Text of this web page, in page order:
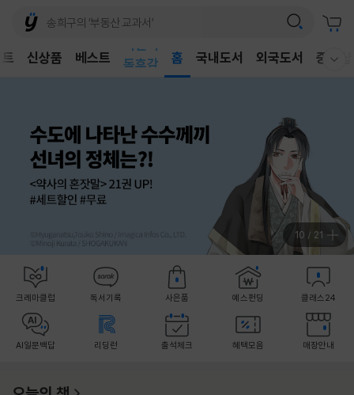
신상품 베스트
독후감
홈 국내도서 외국도서 중고샵
11 / 21
크레마클럽 독서기록 사은품 예스펀딩 클래스24
AI일문백답 리딩런 출석체크 혜택모음 매장안내